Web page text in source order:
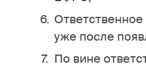
уже после
По вине